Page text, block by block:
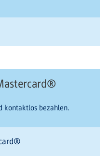
kontaktlos bezahlen.